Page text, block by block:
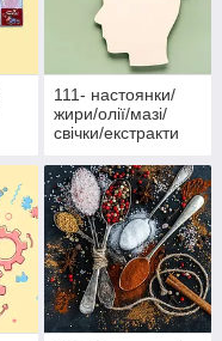
111- настоянки/
жири/олії/мазі/
свічки/екстракти